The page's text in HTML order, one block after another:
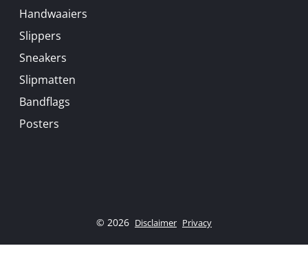
Handwaaiers
Slippers
Sneakers
Slipmatten
Bandflags
Posters
© 2026 Disclaimer Privacy